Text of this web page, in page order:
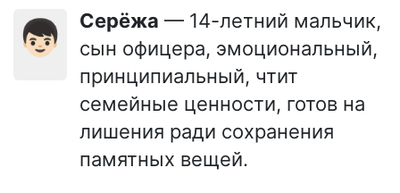
👦🏻 Серёжа — 14-летний мальчик,
сын офицера, эмоциональный,
принципиальный, чтит
семейные ценности, готов на
лишения ради сохранения
памятных вещей.